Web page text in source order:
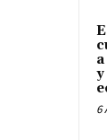
y
6